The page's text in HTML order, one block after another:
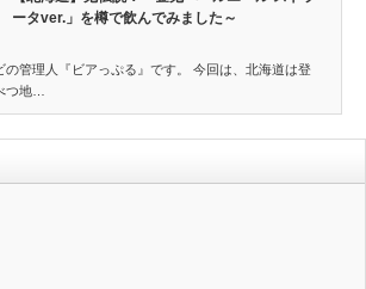
ータver.」を樽で飲んでみました～
の管理人『ビアっぷる』です。 今回は、北海道は登
つ地…